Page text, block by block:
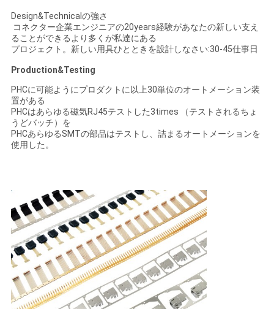
Design&Technicalの強さ
コネクター企業エンジニアの20years経験があなたの新しい支え
ることができるより多くが私達にある
プロジェクト。新しい用具ひとときを設計しなさい:30-45仕事日
Production&Testing
PHCに可能ようにプロダクトに以上30単位のオートメーション装
置がある
PHCはあらゆる磁気RJ45テストした3times （テストされるちょ
うどバッチ）を
PHCあらゆるSMTの部品はテストし、詰まるオートメーションを
使用した。